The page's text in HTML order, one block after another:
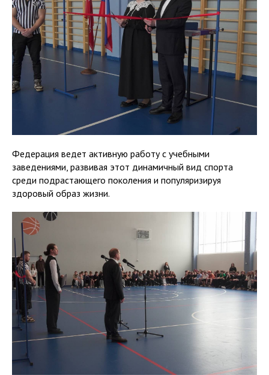
Федерация ведет активную работу с учебными
заведениями, развивая этот динамичный вид спорта
среди подрастающего поколения и популяризируя
здоровый образ жизни.